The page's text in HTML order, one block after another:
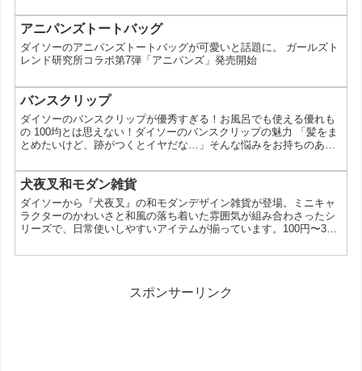
プのダイソーには、初心者さんでも簡単に作れるビーズキットが豊
富に揃っているんです。今回は、その中でも特に人気が高く、おす
すめのビーズキットを10選ご紹介します。 ビーズキットってなに？
ビーズキットとは、アクセサリー作りに必要なパー...
アニパンズトートバッグ
ダイソーのアニパンズトートバッグが可愛いと話題に。 ガールズト
レンド研究所コラボ第7弾「アニパンズ」発売開始
バンスクリップ
ダイソーのバンスクリップが優秀すぎる！お風呂でも使える優れも
の 100均とは思えない！ダイソーのバンスクリップの魅力 「髪をま
とめたいけど、跡がつくとイヤだな…」そんな悩みをお持ちのあな
使える優秀なバンスクリップが人気なんです。今回は、そんなダイ
ソーのバンスクリップの魅力をたっぷりとお伝えします。 なぜダイ
ソーのバンスクリップが人気なの？ 価格が安い: 100円という手軽な
価格で購入できる デザインが豊富: シンプ...
犬夜叉和モダン雑貨
ダイソーから『犬夜叉』の和モダンデザイン雑貨が登場。ミニキャ
ラクターのかわいさと和風の落ち着いた雰囲気が組み合わさったシ
リーズで、日常使いしやすいアイテムが揃っています。100円〜300
いにも向いています。 どんなアイテムがある？ラインナップ一覧
（4510085531987） ラバーキーホルダー 和モダン...
スポンサーリンク